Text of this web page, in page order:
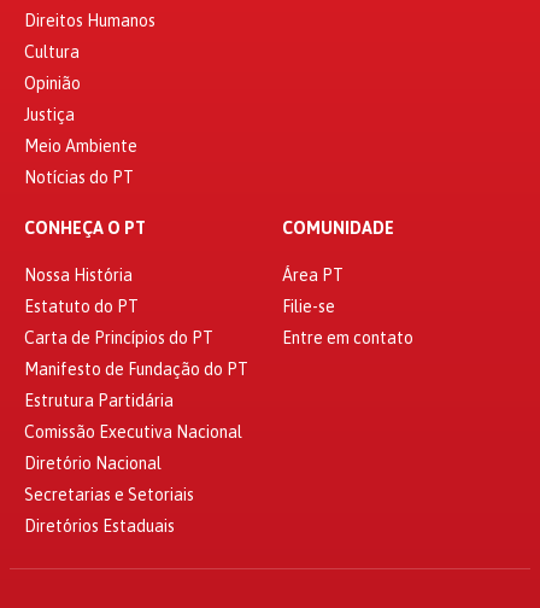
Direitos Humanos
Cultura
Opinião
Justiça
Meio Ambiente
Notícias do PT
CONHEÇA O PT
Nossa História
Estatuto do PT
Carta de Princípios do PT
Manifesto de Fundação do PT
Estrutura Partidária
Comissão Executiva Nacional
Diretório Nacional
Secretarias e Setoriais
Diretórios Estaduais
COMUNIDADE
Área PT
Filie-se
Entre em contato